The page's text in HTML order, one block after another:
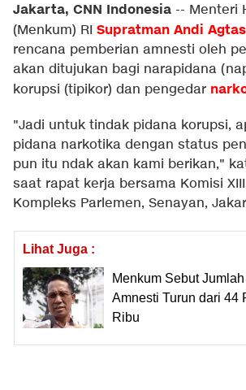
Jakarta, CNN Indonesia -- Menteri
(Menkum) RI Supratman Andi Agtas
rencana pemberian amnesti oleh
akan ditujukan bagi narapidana
korupsi (tipikor) dan pengedar
"Jadi untuk tindak pidana korupsi,
pidana narkotika dengan status
pun itu ndak akan kami berikan,"
saat rapat kerja bersama Komisi XIII
Kompleks Parlemen, Senayan,
Lihat Juga :
Menkum Sebut
Amnesti Turun dari 44
Ribu